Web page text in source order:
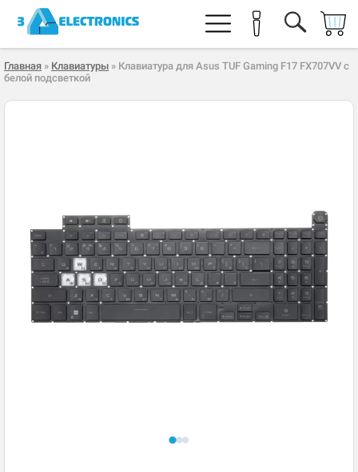
Главная » Клавиатуры » Клавиатура для Asus TUF Gaming F17 FX707VV с
белой подсветкой